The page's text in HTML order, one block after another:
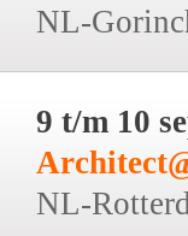
NL-
9 t/m 10
NL-